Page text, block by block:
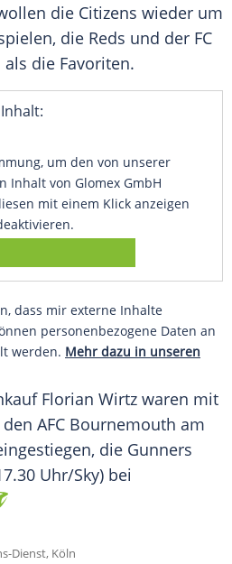
die Citizens wieder um
die Reds und der FC
die Favoriten.
um den von unserer
Inhalt von Glomex GmbH
mit einem Klick anzeigen
dass mir externe Inhalte
personenbezogene Daten an
werden. Mehr dazu in unseren
Florian Wirtz waren mit
AFC Bournemouth am
die Gunners
Uhr/Sky) bei
Dienst, Köln